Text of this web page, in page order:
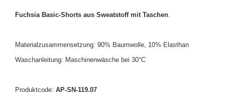
Fuchsia Basic-Shorts aus Sweatstoff mit Taschen
Materialzusammensetzung: 90% Baumwolle, 10% Elasthan
Waschanleitung: Maschinenwäsche bei 30°C
Produktcode: AP-SN-119.07